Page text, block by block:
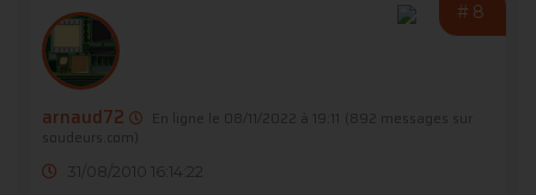
#8
arnaud72 En ligne le 08/11/2022 à 19:11
(892 messages sur
soudeurs.com)
31/08/2010 16:14:22